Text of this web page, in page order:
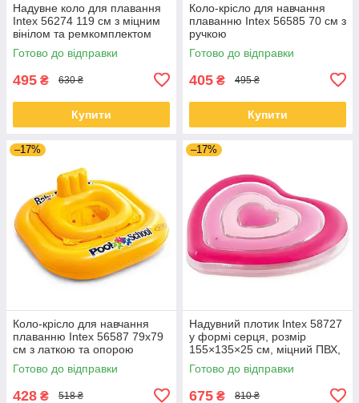
Надувне коло для плавання
Intex 56274 119 см з міцним
вінілом та ремкомплектом
Готово до відправки
495 ₴ 630 ₴
Купити
Коло-крісло для навчання
плаванню Intex 56585 70 см з
ручкою
Готово до відправки
405 ₴ 495 ₴
Купити
–17%
Коло-крісло для навчання
плаванню Intex 56587 79x79
см з латкою та опорою
Готово до відправки
428 ₴ 518 ₴
–17%
Надувний плотик Intex 58727
у формі серця, розмір
155×135×25 см, міцний ПВХ,
навантаження до 100 кг
Готово до відправки
675 ₴ 810 ₴